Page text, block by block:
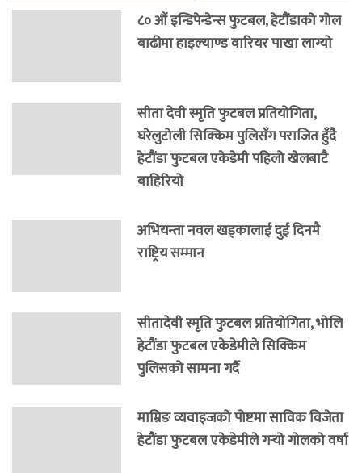
८० औं इन्डिपेन्डेन्स फुटबल, हेटौंडाको गोल
बाढीमा हाइल्याण्ड वारियर पाखा लाग्यो
सीता देवी स्मृति फुटबल प्रतियोगिता,
घरेलुटोली सिक्किम पुलिसँग पराजित हुँदै
हेटौंडा फुटबल एकेडेमी पहिलो खेलबाटै
बाहिरियो
अभियन्ता नवल खड्कालाई दुई दिनमै
राष्ट्रिय सम्मान
सीतादेवी स्मृति फुटबल प्रतियोगिता, भोलि
हेटौंडा फुटबल एकेडेमीले सिक्किम
पुलिसको सामना गर्दै
माम्रिङ व्यवाइजको पोष्टमा साविक विजेता
हेटौंडा फुटबल एकेडेमीले गर्‍यो गोलको वर्षा